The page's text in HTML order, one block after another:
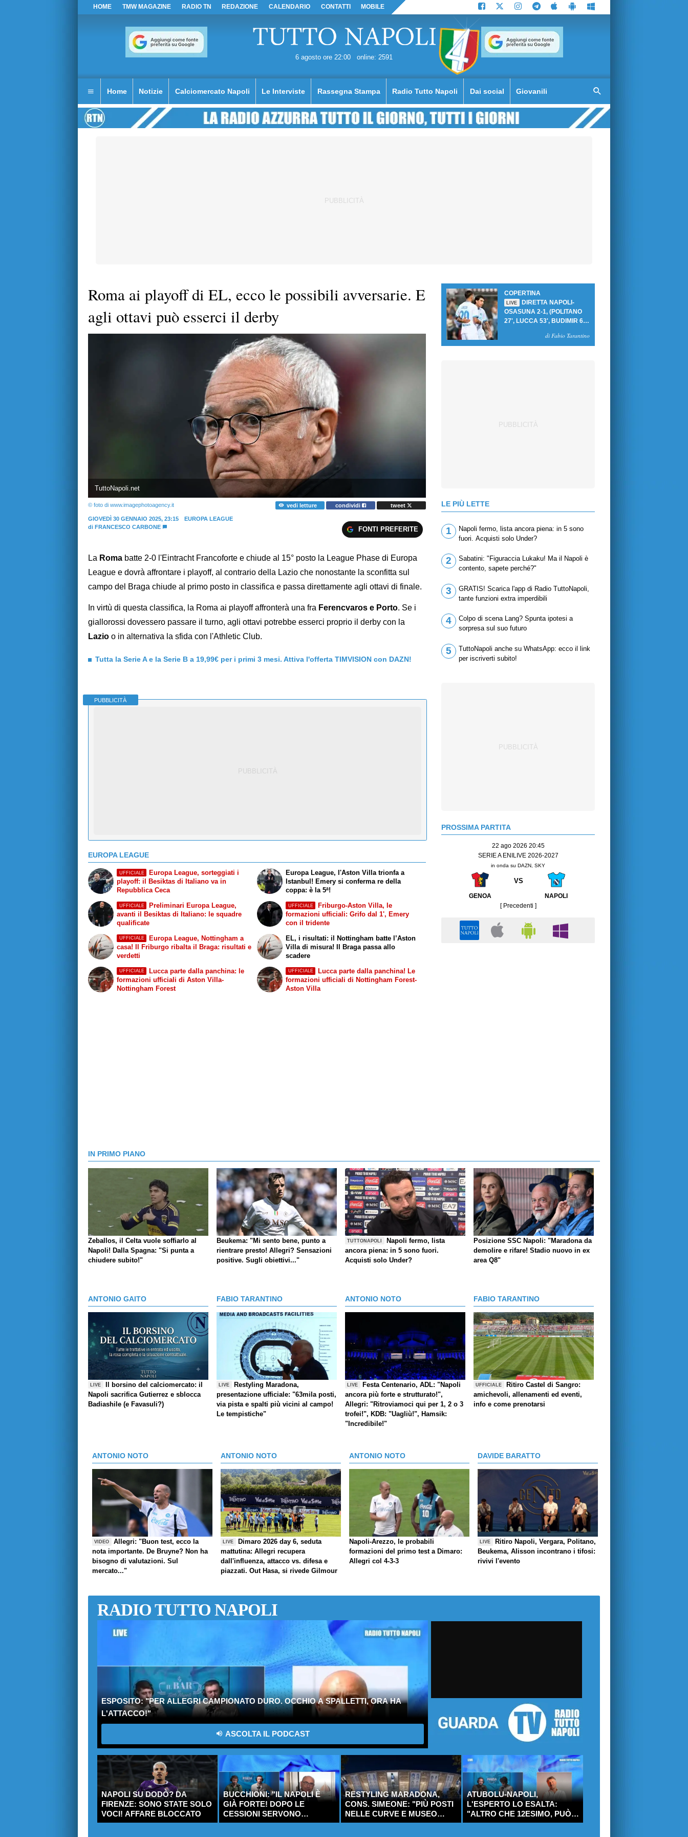
HOME TMW MAGAZINE RADIO TN REDAZIONE CALENDARIO CONTATTI MOBILE
6 agosto ore 22:00 online: 2591
Home Notizie Calciomercato Napoli Le Interviste Rassegna Stampa Radio Tutto Napoli Dai social Giovanili
Roma ai playoff di EL, ecco le possibili avversarie. E
agli ottavi può esserci il derby
TuttoNapoli.net
© foto di www.imagephotoagency.it vedi letture condividi tweet
GIOVEDÌ 30 GENNAIO 2025, 23:15
EUROPA LEAGUE
di FRANCESCO CARBONE FONTI PREFERITE
La Roma batte 2-0 l'Eintracht Francoforte e chiude al 15° posto la League Phase di Europa
League e dovrà affrontare i playoff, al contrario della Lazio che nonostante la sconfitta sul
campo del Braga chiude al primo posto in classifica e passa direttamente agli ottavi di finale.
In virtù di questa classifica, la Roma ai playoff affronterà una fra Ferencvaros e Porto. Se i
giallorossi dovessero passare il turno, agli ottavi potrebbe esserci proprio il derby con la
Lazio o in alternativa la sfida con l'Athletic Club.
Tutta la Serie A e la Serie B a 19,99€ per i primi 3 mesi. Attiva l'offerta TIMVISION con DAZN!
PUBBLICITÀ
EUROPA LEAGUE
UFFICIALE
Europa League, sorteggiati i
playoff: il Besiktas di Italiano va in
Repubblica Ceca
UFFICIALE
Preliminari Europa League,
avanti il Besiktas di Italiano: le squadre
qualificate
Europa League, l'Aston Villa trionfa a
Istanbul! Emery si conferma re della
coppa: è la 5ª!
UFFICIALE
Friburgo-Aston Villa, le
formazioni ufficiali: Grifo dal 1', Emery
con il tridente
UFFICIALE
Europa League, Nottingham a
casa! Il Friburgo ribalta il Braga: risultati e
verdetti
UFFICIALE
Lucca parte dalla panchina: le
formazioni ufficiali di Aston Villa-
Nottingham Forest
EL, i risultati: il Nottingham batte l’Aston
Villa di misura! Il Braga passa allo
scadere
UFFICIALE
Lucca parte dalla panchina! Le
formazioni ufficiali di Nottingham Forest-
Aston Villa
COPERTINA
LIVE
DIRETTA NAPOLI-
OSASUNA 2-1, (POLITANO
27', LUCCA 53', BUDIMIR 69'
PER PRIMA VITTORIA AL
di Fabio Tarantino
LE PIÙ LETTE
1
Napoli fermo, lista ancora piena: in 5 sono
fuori. Acquisti solo Under?
2
Sabatini: "Figuraccia Lukaku! Ma il Napoli è
contento, sapete perché?"
3
GRATIS! Scarica l'app di Radio TuttoNapoli,
tante funzioni extra imperdibili
4
Colpo di scena Lang? Spunta ipotesi a
sorpresa sul suo futuro
5
TuttoNapoli anche su WhatsApp: ecco il link
per iscriverti subito!
PROSSIMA PARTITA
22 ago 2026 20:45
SERIE A ENILIVE 2026-2027
in onda su DAZN, SKY
VS
GENOA
NAPOLI
[ Precedenti ]
IN PRIMO PIANO
Zeballos, il Celta vuole soffiarlo al
Napoli! Dalla Spagna: "Si punta a
chiudere subito!"
Beukema: "Mi sento bene, punto a
rientrare presto! Allegri? Sensazioni
positive. Sugli obiettivi..."
TUTTONAPOLI
Napoli fermo, lista
ancora piena: in 5 sono fuori.
Acquisti solo Under?
Posizione SSC Napoli: "Maradona da
demolire e rifare! Stadio nuovo in ex
area Q8"
ANTONIO GAITO
LIVE
Il borsino del calciomercato: il
Napoli sacrifica Gutierrez e sblocca
Badiashile (e Favasuli?)
FABIO TARANTINO
LIVE
Restyling Maradona,
presentazione ufficiale: "63mila posti,
via pista e spalti più vicini al campo!
Le tempistiche"
ANTONIO NOTO
LIVE
Festa Centenario, ADL: "Napoli
ancora più forte e strutturato!",
Allegri: "Ritroviamoci qui per 1, 2 o 3
trofei!", KDB: "Uagliù!", Hamsik:
"Incredibile!"
FABIO TARANTINO
UFFICIALE
Ritiro Castel di Sangro:
amichevoli, allenamenti ed eventi,
info e come prenotarsi
ANTONIO NOTO
VIDEO
Allegri: "Buon test, ecco la
nota importante. De Bruyne? Non ha
bisogno di valutazioni. Sul
mercato..."
ANTONIO NOTO
LIVE
Dimaro 2026 day 6, seduta
mattutina: Allegri recupera
dall'influenza, attacco vs. difesa e
piazzati. Out Hasa, si rivede Gilmour
ANTONIO NOTO
Napoli-Arezzo, le probabili
formazioni del primo test a Dimaro:
Allegri col 4-3-3
DAVIDE BARATTO
LIVE
Ritiro Napoli, Vergara, Politano,
Beukema, Alisson incontrano i tifosi:
rivivi l'evento
RADIO TUTTO NAPOLI
ESPOSITO: "PER ALLEGRI CAMPIONATO DURO. OCCHIO A SPALLETTI, ORA HA
L'ATTACCO!"
ASCOLTA IL PODCAST
NAPOLI SU DODÒ? DA
FIRENZE: SONO STATE SOLO
VOCI! AFFARE BLOCCATO
BUCCHIONI: "IL NAPOLI È
GIÀ FORTE! DOPO LE
CESSIONI SERVONO
RINFORZI SOLO IN QUESTI
RESTYLING MARADONA,
CONS. SIMEONE: "PIÙ POSTI
NELLE CURVE E MUSEO
DEDICATO A DIEGO"
ATUBOLU-NAPOLI,
L'ESPERTO LO ESALTA:
"ALTRO CHE 12ESIMO, PUÒ
DIVENTARE